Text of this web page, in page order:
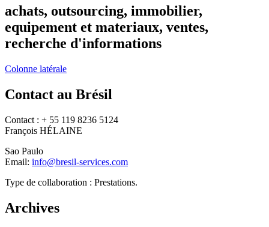
achats, outsourcing, immobilier,
equipement et materiaux, ventes,
recherche d'informations
Colonne latérale
Contact au Brésil
Contact : + 55 119 8236 5124
François HÉLAINE
Sao Paulo
Email: info@bresil-services.com
Type de collaboration : Prestations.
Archives